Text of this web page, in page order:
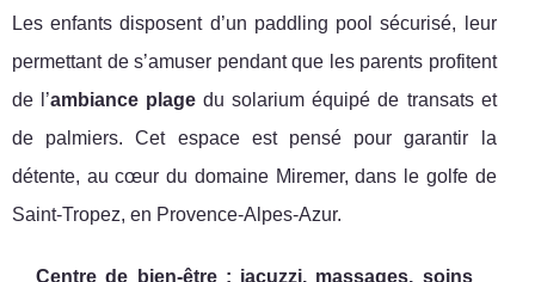
Les enfants disposent d’un paddling pool sécurisé, leur
permettant de s’amuser pendant que les parents profitent
de l’ambiance plage du solarium équipé de transats et
de palmiers. Cet espace est pensé pour garantir la
détente, au cœur du domaine Miremer, dans le golfe de
Saint-Tropez, en Provence-Alpes-Azur.
Centre de bien-être : jacuzzi, massages, soins